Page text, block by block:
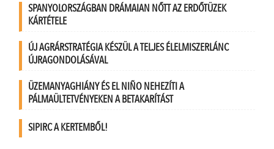
SPANYOLORSZÁGBAN DRÁMAIAN NŐTT AZ ERDŐTÜZEK
KÁRTÉTELE
ÚJ AGRÁRSTRATÉGIA KÉSZÜL A TELJES ÉLELMISZERLÁNC
ÚJRAGONDOLÁSÁVAL
ÜZEMANYAGHIÁNY ÉS EL NIÑO NEHEZÍTI A
PÁLMAÜLTETVÉNYEKEN A BETAKARÍTÁST
SIPIRC A KERTEMBŐL!